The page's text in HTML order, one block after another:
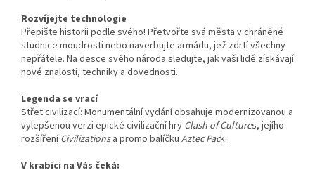
Rozvíjejte technologie
Přepište historii podle svého! Přetvořte svá města v chráněné
studnice moudrosti nebo naverbujte armádu, jež zdrtí všechny
nepřátele. Na desce svého národa sledujte, jak vaši lidé získávají
nové znalosti, techniky a dovednosti.
Legenda se vrací
Střet civilizací: Monumentální vydání obsahuje modernizovanou a
vylepšenou verzi epické civilizační hry Clash of Cultures, jejího
rozšířeníCivilizationsa promo balíčku Aztec Pack.
V krabici na Vás čeká: